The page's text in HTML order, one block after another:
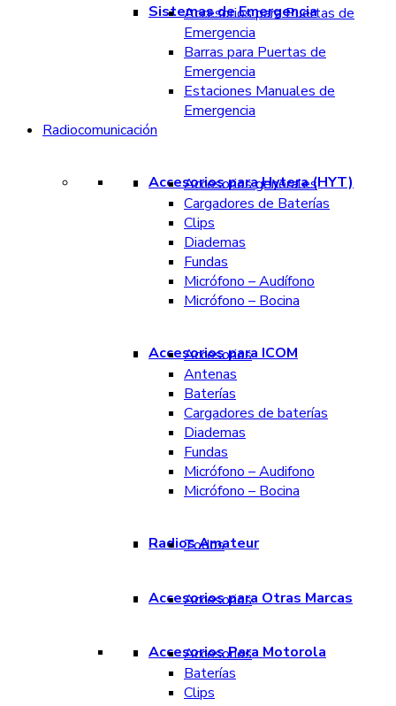
Sistemas de Emergencia
Accesorios para Puertas de
Emergencia
Barras para Puertas de
Emergencia
Estaciones Manuales de
Emergencia
Radiocomunicación
Accesorios para Hytera (HYT)
Accesorios generales
Cargadores de Baterías
Clips
Diademas
Fundas
Micrófono – Audífono
Micrófono – Bocina
Accesorios para ICOM
Accesorios
Antenas
Baterías
Cargadores de baterías
Diademas
Fundas
Micrófono – Audifono
Micrófono – Bocina
Radios Amateur
Todos
Accesorios para Otras Marcas
Accesorios
Accesorios Para Motorola
Accesorios
Baterías
Clips